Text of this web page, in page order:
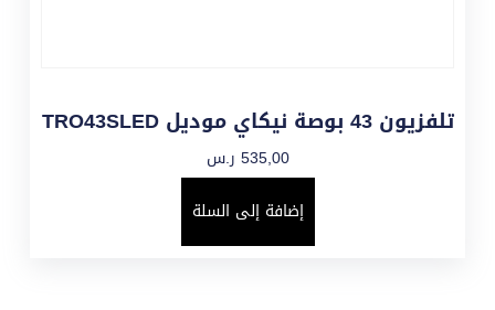
تلفزيون 43 بوصة نيكاي موديل TRO43SLED
535,00 ر.س
إضافة إلى السلة